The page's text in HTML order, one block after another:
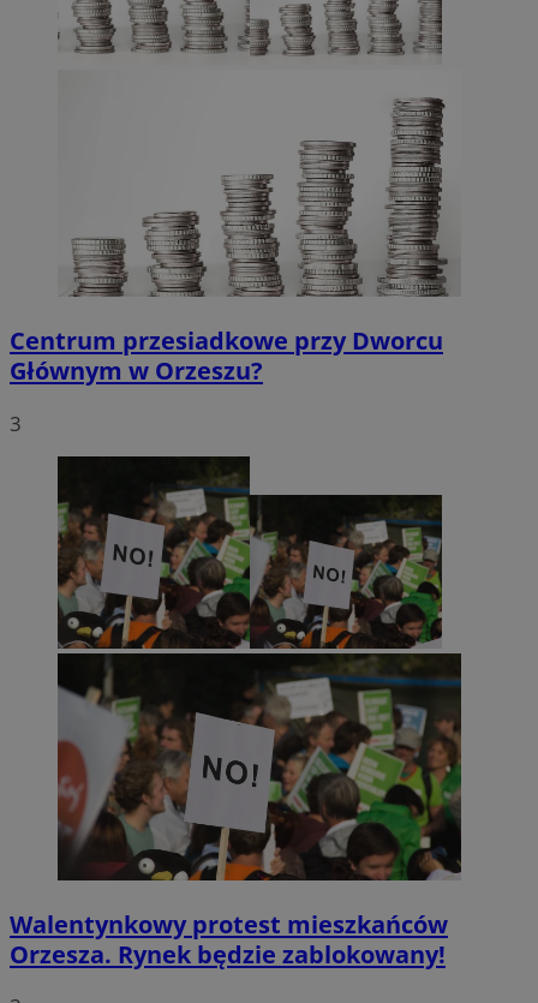
Centrum przesiadkowe przy Dworcu
Głównym w Orzeszu?
3
Walentynkowy protest mieszkańców
Orzesza. Rynek będzie zablokowany!